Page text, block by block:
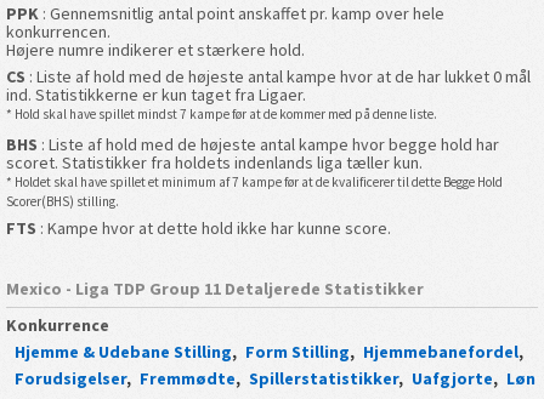
PPK : Gennemsnitlig antal point anskaffet pr. kamp over hele
konkurrencen.
Højere numre indikerer et stærkere hold.
CS : Liste af hold med de højeste antal kampe hvor at de har lukket 0 mål
ind. Statistikkerne er kun taget fra Ligaer.
* Hold skal have spillet mindst 7 kampe før at de kommer med på denne liste.
BHS : Liste af hold med de højeste antal kampe hvor begge hold har
scoret. Statistikker fra holdets indenlands liga tæller kun.
* Holdet skal have spillet et minimum af 7 kampe før at de kvalificerer til dette Begge Hold
Scorer(BHS) stilling.
FTS : Kampe hvor at dette hold ikke har kunne score.
Mexico - Liga TDP Group 11 Detaljerede Statistikker
Konkurrence
Hjemme & Udebane Stilling, Form Stilling, Hjemmebanefordel,
Forudsigelser, Fremmødte, Spillerstatistikker, Uafgjorte, Løn